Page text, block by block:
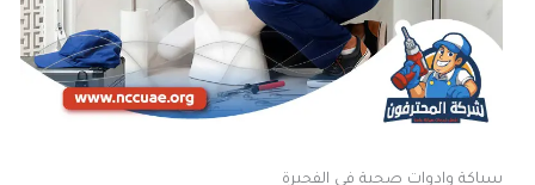
سباكة وادوات صحية في الفجيرة